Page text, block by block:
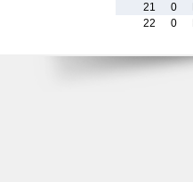
21
0
22
0